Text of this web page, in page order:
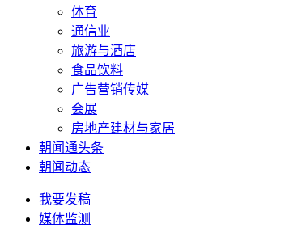
体育
通信业
旅游与酒店
食品饮料
广告营销传媒
会展
房地产建材与家居
朝闻通头条
朝闻动态
我要发稿
媒体监测